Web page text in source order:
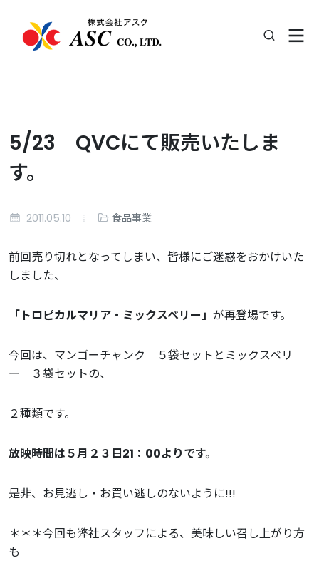
5/23 QVCにて販売いたしま
す。
2011.05.10 食品事業
前回売り切れとなってしまい、皆様にご迷惑をおかけいた
しました、
「トロピカルマリア・ミックスベリー」 が再登場です。
今回は、マンゴーチャンク ５袋セットとミックスベリ
ー ３袋セットの、
２種類です。
放映時間は５月２３日21：00よりです。
是非、お見逃し・お買い逃しのないように!!!
＊＊＊今回も弊社スタッフによる、美味しい召し上がり方
も